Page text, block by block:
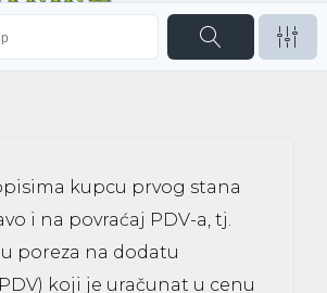
kupcu prvog stana
i na povraćaj PDV-a, tj.
poreza na dodatu
koji je uračunat u cenu